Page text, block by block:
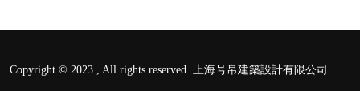
Copyright © 2023 , All rights reserved. 上海号帛建築設計有限公司